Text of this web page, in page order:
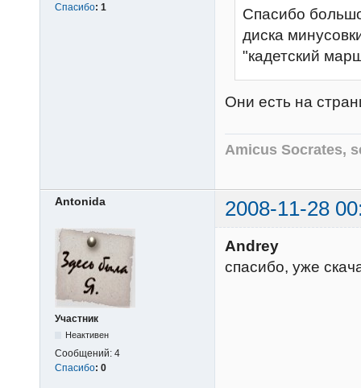
Спасибо: 1
Спасибо
диска
"кадетский
Они есть на
Amicus Socrates,
Antonida 2008-11-28
Участник
Неактивен
Сообщений: 4
Спасибо: 0
Andrey
спасибо, уже